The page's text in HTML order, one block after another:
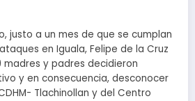
justo a un mes de que se cumplan
en Iguala, Felipe de la Cruz
madres y padres decidieron
y en consecuencia, desconocer
Tlachinollan y del Centro